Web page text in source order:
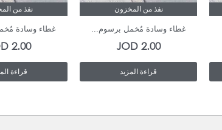
نفذ من المخزون
غطاء وسادة مُخمل برسوم...
2.00
JOD
قراءة المزيد
نفذ من
غطاء وسادة
2.00
قراءة